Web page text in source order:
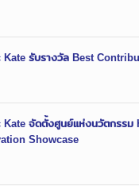
รับรางวัล Best
จัดตั้งศูนย์แห่งนวัตกรรม
Showcase